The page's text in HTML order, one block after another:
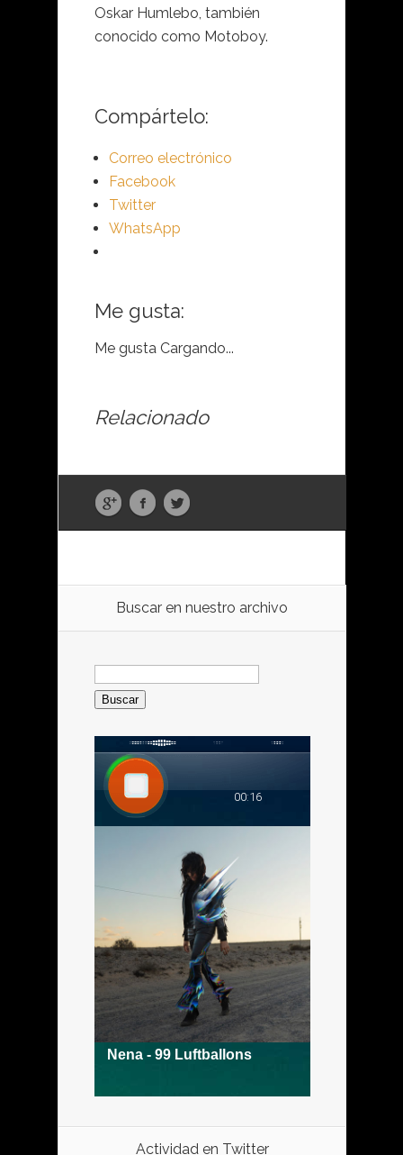
Oskar Humlebo, también
conocido como Motoboy.
Compártelo:
Correo electrónico
Facebook
Twitter
WhatsApp
Me gusta:
Me gusta Cargando...
Relacionado
Buscar en nuestro archivo
Buscar:
Actividad en Twitter